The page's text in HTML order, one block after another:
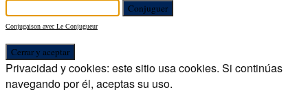
Conjugaison avec Le Conjugueur
Privacidad y cookies: este sitio usa cookies. Si continúas
navegando por él, aceptas su uso.